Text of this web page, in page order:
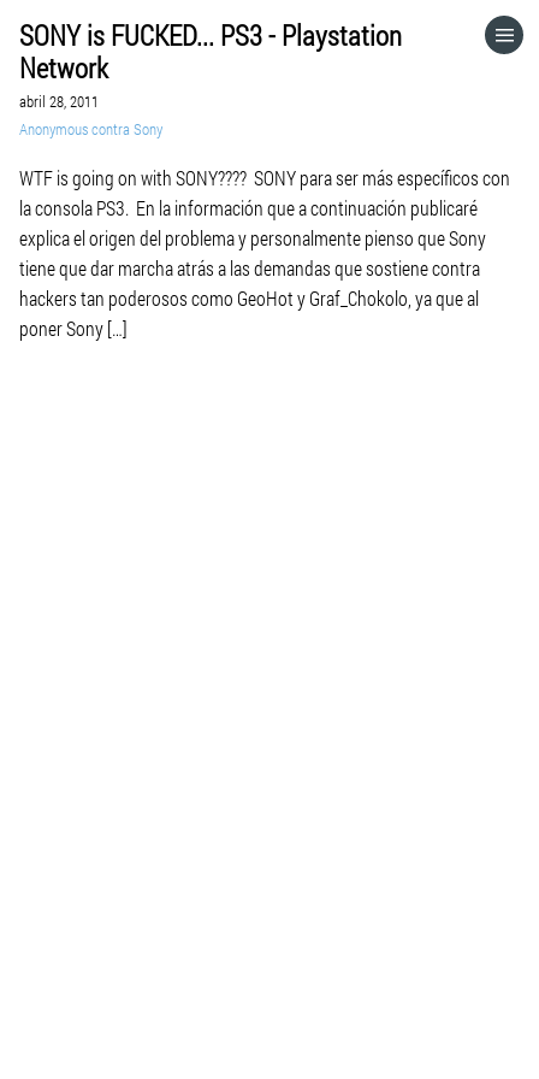
SONY is FUCKED... PS3 - Playstation
Network
abril 28, 2011
Anonymous contra Sony
WTF is going on with SONY???? SONY para ser más específicos con
la consola PS3. En la información que a continuación publicaré
explica el origen del problema y personalmente pienso que Sony
tiene que dar marcha atrás a las demandas que sostiene contra
hackers tan poderosos como GeoHot y Graf_Chokolo, ya que al
poner Sony […]
HOME
IR A
VISITA EL SITIO WEB